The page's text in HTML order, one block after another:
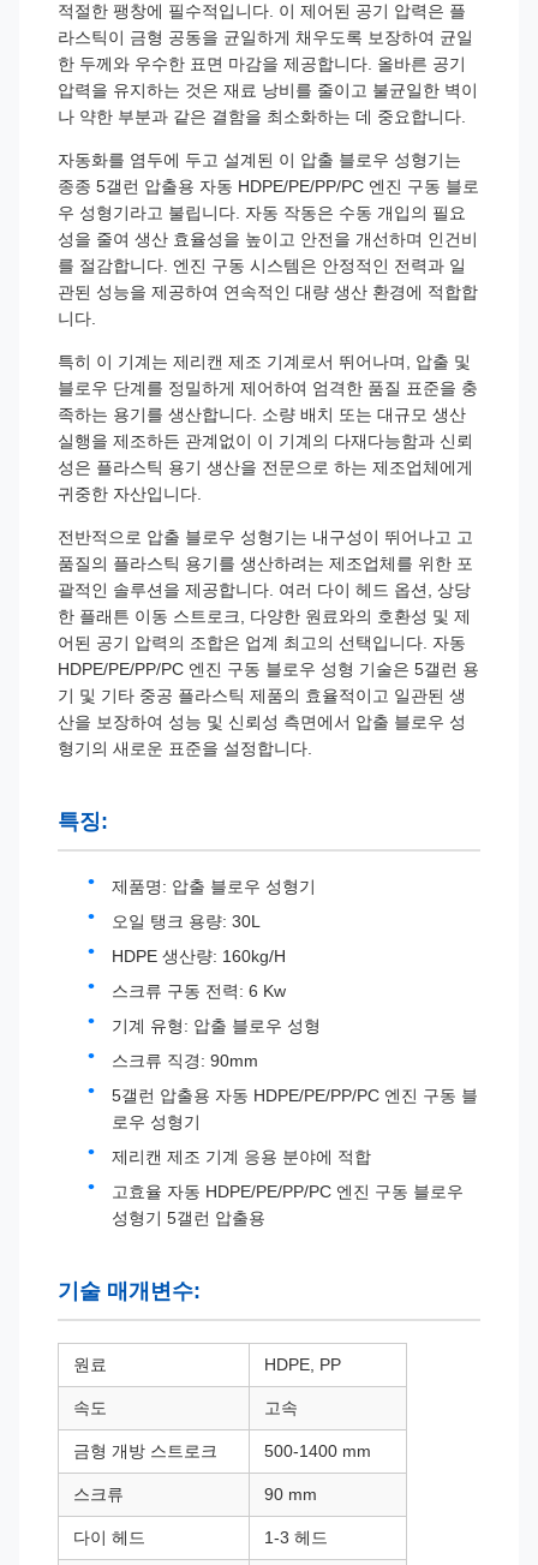
적절한 팽창에 필수적입니다. 이 제어된 공기 압력은 플
라스틱이 금형 공동을 균일하게 채우도록 보장하여 균일
한 두께와 우수한 표면 마감을 제공합니다. 올바른 공기
압력을 유지하는 것은 재료 낭비를 줄이고 불균일한 벽이
나 약한 부분과 같은 결함을 최소화하는 데 중요합니다.
자동화를 염두에 두고 설계된 이 압출 블로우 성형기는
종종 5갤런 압출용 자동 HDPE/PE/PP/PC 엔진 구동 블로
우 성형기라고 불립니다. 자동 작동은 수동 개입의 필요
성을 줄여 생산 효율성을 높이고 안전을 개선하며 인건비
를 절감합니다. 엔진 구동 시스템은 안정적인 전력과 일
관된 성능을 제공하여 연속적인 대량 생산 환경에 적합합
니다.
특히 이 기계는 제리캔 제조 기계로서 뛰어나며, 압출 및
블로우 단계를 정밀하게 제어하여 엄격한 품질 표준을 충
족하는 용기를 생산합니다. 소량 배치 또는 대규모 생산
실행을 제조하든 관계없이 이 기계의 다재다능함과 신뢰
성은 플라스틱 용기 생산을 전문으로 하는 제조업체에게
귀중한 자산입니다.
전반적으로 압출 블로우 성형기는 내구성이 뛰어나고 고
품질의 플라스틱 용기를 생산하려는 제조업체를 위한 포
괄적인 솔루션을 제공합니다. 여러 다이 헤드 옵션, 상당
한 플래튼 이동 스트로크, 다양한 원료와의 호환성 및 제
어된 공기 압력의 조합은 업계 최고의 선택입니다. 자동
HDPE/PE/PP/PC 엔진 구동 블로우 성형 기술은 5갤런 용
기 및 기타 중공 플라스틱 제품의 효율적이고 일관된 생
산을 보장하여 성능 및 신뢰성 측면에서 압출 블로우 성
형기의 새로운 표준을 설정합니다.
특징:
제품명: 압출 블로우 성형기
오일 탱크 용량: 30L
HDPE 생산량: 160kg/H
스크류 구동 전력: 6 Kw
기계 유형: 압출 블로우 성형
스크류 직경: 90mm
5갤런 압출용 자동 HDPE/PE/PP/PC 엔진 구동 블
로우 성형기
제리캔 제조 기계 응용 분야에 적합
고효율 자동 HDPE/PE/PP/PC 엔진 구동 블로우
성형기 5갤런 압출용
기술 매개변수:
원료 HDPE, PP
속도 고속
금형 개방 스트로크 500-1400 mm
스크류 90 mm
다이 헤드 1-3 헤드